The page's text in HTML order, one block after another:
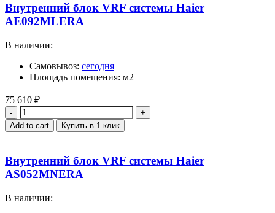
Внутренний блок VRF системы Haier
AE092MLERA
В наличии:
Самовывоз: сегодня
Площадь помещения: м2
75 610 ₽
Quantity
Add to cart Купить в 1 клик
Внутренний блок VRF системы Haier
AS052MNERA
В наличии: